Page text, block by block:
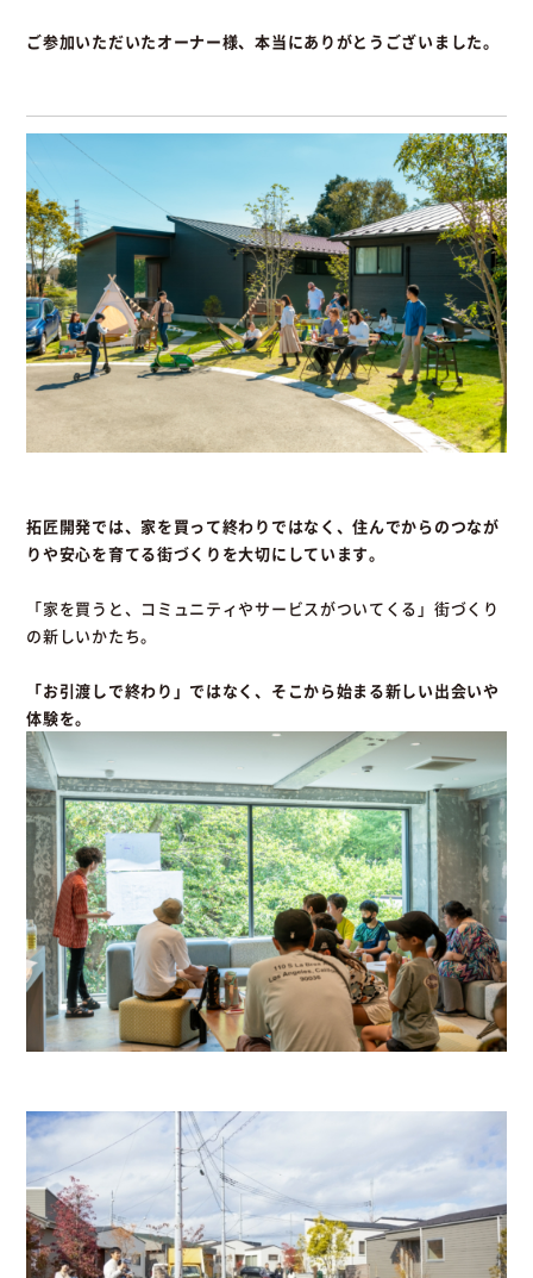
ご参加いただいたオーナー様、本当にありがとうございました。
拓匠開発では、家を買って終わりではなく、住んでからのつなが
りや安心を育てる街づくりを大切にしています。
「家を買うと、コミュニティやサービスがついてくる」街づくり
の新しいかたち。
「お引渡しで終わり」ではなく、そこから始まる新しい出会いや
体験を。